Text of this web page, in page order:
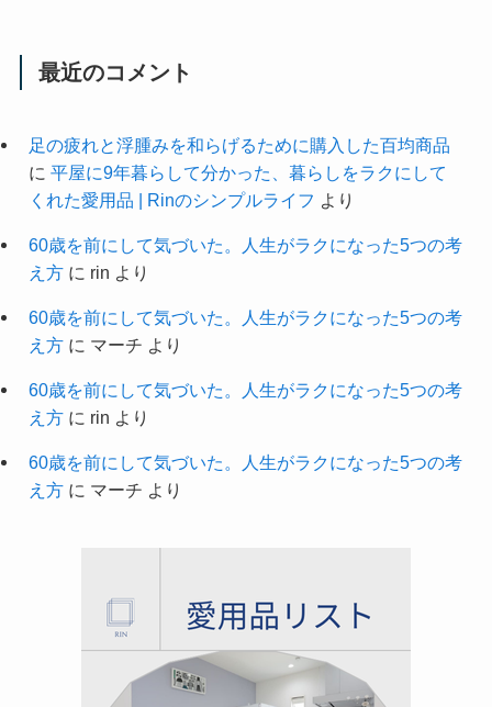
最近のコメント
足の疲れと浮腫みを和らげるために購入した百均商品
に 平屋に9年暮らして分かった、暮らしをラクにして
くれた愛用品 | Rinのシンプルライフ より
60歳を前にして気づいた。人生がラクになった5つの考
え方に rin より
60歳を前にして気づいた。人生がラクになった5つの考
え方に マーチ より
60歳を前にして気づいた。人生がラクになった5つの考
え方に rin より
60歳を前にして気づいた。人生がラクになった5つの考
え方に マーチ より